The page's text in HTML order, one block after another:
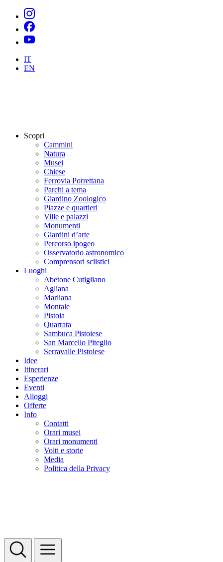
IT
EN
Scopri
Cammini
Natura
Musei
Chiese
Ferrovia Porrettana
Parchi a tema
Giardino Zoologico
Piazze e quartieri
Ville e palazzi
Monumenti
Giardini d’arte
Percorso ipogeo
Osservatorio astronomico
Comprensori sciistici
Luoghi
Abetone Cutigliano
Agliana
Marliana
Montale
Pistoia
Quarrata
Sambuca Pistoiese
San Marcello Piteglio
Serravalle Pistoiese
Idee
Itinerari
Esperienze
Eventi
Alloggi
Offerte
Info
Contatti
Orari musei
Orari monumenti
Volti e storie
Media
Politica della Privacy